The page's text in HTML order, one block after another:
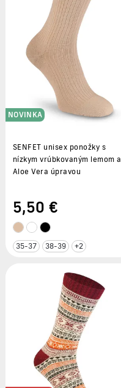
NOVINKA
SENFET unisex ponožky s
nízkym vrúbkovaným lemom a
Aloe Vera úpravou
5,50 €
35-37 38-39 +2